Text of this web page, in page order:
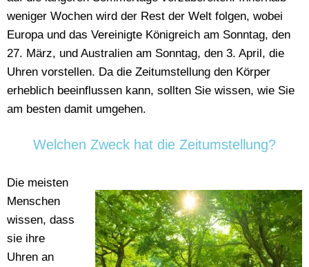
weniger Wochen wird der Rest der Welt folgen, wobei
Europa und das Vereinigte Königreich am Sonntag, den
27. März, und Australien am Sonntag, den 3. April, die
Uhren vorstellen. Da die Zeitumstellung den Körper
erheblich beeinflussen kann, sollten Sie wissen, wie Sie
am besten damit umgehen.
Welchen Zweck hat die Zeitumstellung?
Die meisten
Menschen
wissen, dass
sie ihre
Uhren an